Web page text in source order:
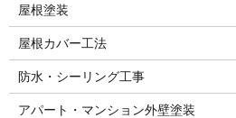
屋根塗装
屋根カバー工法
防水・シーリング工事
アパート・マンション外壁塗装